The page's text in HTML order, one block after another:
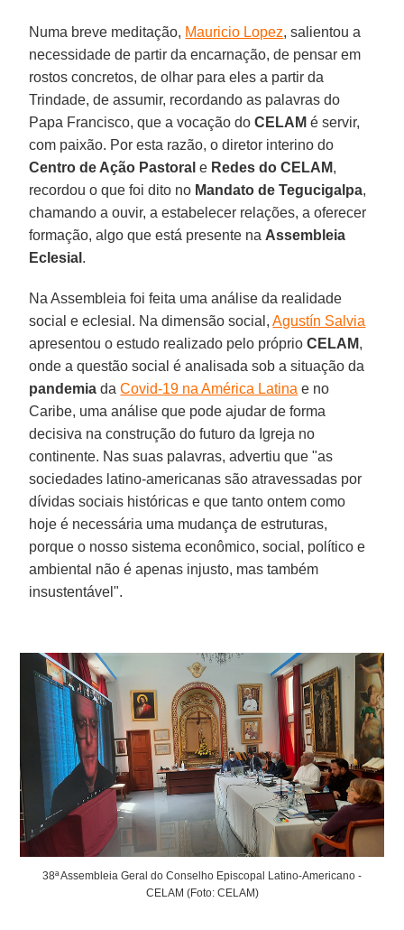
Numa breve meditação, Mauricio Lopez, salientou a
necessidade de partir da encarnação, de pensar em
rostos concretos, de olhar para eles a partir da
Trindade, de assumir, recordando as palavras do
Papa Francisco, que a vocação doCELAM é servir,
com paixão. Por esta razão, o diretor interino do
Centro de Ação Pastoral e Redes do CELAM,
recordou o que foi dito no Mandato de Tegucigalpa,
chamando a ouvir, a estabelecer relações, a oferecer
formação, algo que está presente na Assembleia
Eclesial .
Na Assembleia foi feita uma análise da realidade
social e eclesial. Na dimensão social,Agustín Salvia
apresentou o estudo realizado pelo próprioCELAM,
onde a questão social é analisada sob a situação da
pandemia daCovid-19 na América Latina e no
Caribe, uma análise que pode ajudar de forma
decisiva na construção do futuro da Igreja no
continente. Nas suas palavras, advertiu que "as
sociedades latino-americanas são atravessadas por
dívidas sociais históricas e que tanto ontem como
hoje é necessária uma mudança de estruturas,
porque o nosso sistema econômico, social, político e
ambiental não é apenas injusto, mas também
insustentável".
38ª Assembleia Geral do Conselho Episcopal Latino-Americano -
CELAM (Foto: CELAM)